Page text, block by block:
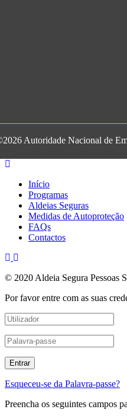
Autoridade Nacional de
Início
Programas
Aldeias Seguras
Medidas de Autoproteção
FAQs
Contactos
© 2020 Aldeia Segura Pessoas
Por favor entre com as suas
Esqueceu-se da Palavra-passe?
Preencha os seguintes campos